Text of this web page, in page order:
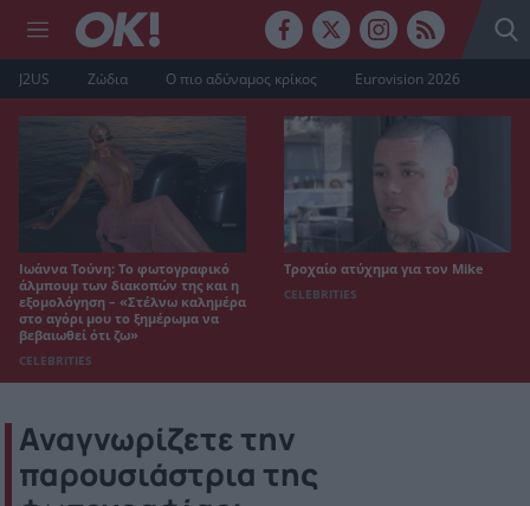
J2US Ζώδια Ο πιο αδύναμος κρίκος Eurovision 2026
Ιωάννα Τούνη: Το φωτογραφικό
άλμπουμ των διακοπών της και η
εξομολόγηση – «Στέλνω καλημέρα
στο αγόρι μου το ξημέρωμα να
βεβαιωθεί ότι ζω»
CELEBRITIES
Τροχαίο ατύχημα για τον Mike
CELEBRITIES
Αναγνωρίζετε την
παρουσιάστρια της